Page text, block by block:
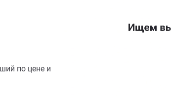
по цене и